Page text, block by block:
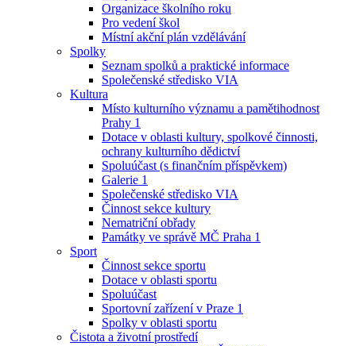
Organizace školního roku
Pro vedení škol
Místní akční plán vzdělávání
Spolky
Seznam spolků a praktické informace
Společenské středisko VIA
Kultura
Místo kulturního významu a pamětihodnost
Prahy 1
Dotace v oblasti kultury, spolkové činnosti,
ochrany kulturního dědictví
Spoluúčast (s finančním příspěvkem)
Galerie 1
Společenské středisko VIA
Činnost sekce kultury
Nematriční obřady
Památky ve správě MČ Praha 1
Sport
Činnost sekce sportu
Dotace v oblasti sportu
Spoluúčast
Sportovní zařízení v Praze 1
Spolky v oblasti sportu
Čistota a životní prostředí